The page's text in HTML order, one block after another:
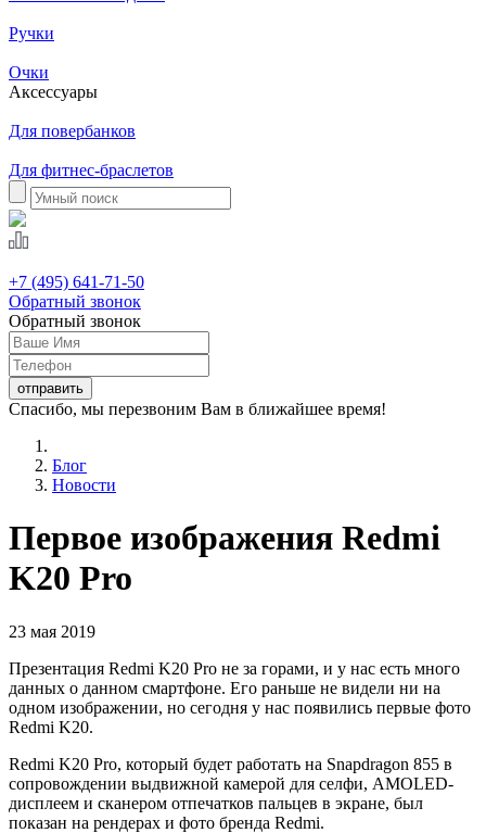
Ручки
Очки
Аксессуары
Для повербанков
Для фитнес-браслетов
+7 (495) 641-71-50
Обратный звонок
Обратный звонок
Спасибо, мы перезвоним Вам в ближайшее время!
Блог
Новости
Первое изображения Redmi
K20 Pro
23 мая 2019
Презентация Redmi K20 Pro не за горами, и у нас есть много
данных о данном смартфоне. Его раньше не видели ни на
одном изображении, но сегодня у нас появились первые фото
Redmi K20.
Redmi K20 Pro, который будет работать на Snapdragon 855 в
сопровождении выдвижной камерой для селфи, AMOLED-
дисплеем и сканером отпечатков пальцев в экране, был
показан на рендерах и фото бренда Redmi.